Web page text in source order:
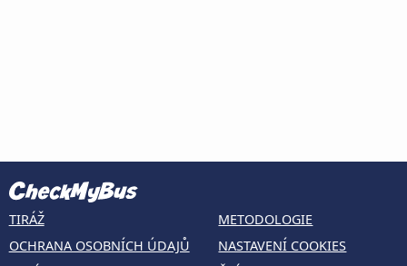
TIRÁŽ
OCHRANA OSOBNÍCH ÚDAJŮ
METODOLOGIE
NASTAVENÍ COOKIES